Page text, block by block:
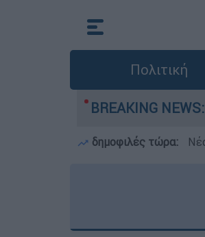
Πολιτική
BREAKING NEWS:
στην Ελλάδα
δημοφιλές τώρα: